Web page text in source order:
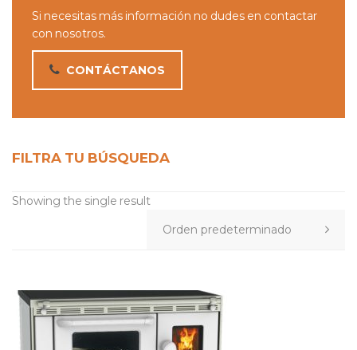
Showing the single result
Si necesitas más información no dudes en contactar
con nosotros.
CONTÁCTANOS
FILTRA TU BÚSQUEDA